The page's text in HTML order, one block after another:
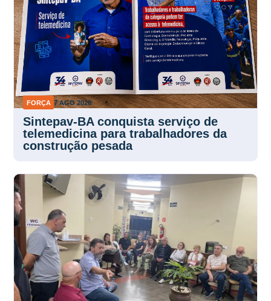
FORÇA 7 AGO 2026
Sintepav-BA conquista serviço de
telemedicina para trabalhadores da
construção pesada